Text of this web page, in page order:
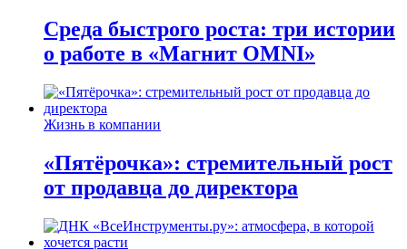
Среда быстрого роста: три истории
о работе в «Магнит OMNI»
Жизнь в компании
«Пятёрочка»: стремительный рост
от продавца до директора